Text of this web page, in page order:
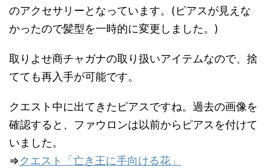
のアクセサリーとなっています。(ピアスが見えな
かったので髪型を一時的に変更しました。)
取りよせ商チャガナの取り扱いアイテムなので、捨
てても再入手が可能です。
クエスト中に出てきたピアスですね。過去の画像を
確認すると、ファウロンは以前からピアスを付けて
いました。
⇒クエスト「亡き王に手向ける花」